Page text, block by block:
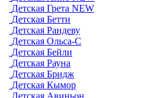
Детская Грета NEW
Детская Бетти
Детская Рандеву
Детская Ольса-С
Детская Бейли
Детская Рауна
Детская Бридж
Детская Кымор
Детская Авиньон